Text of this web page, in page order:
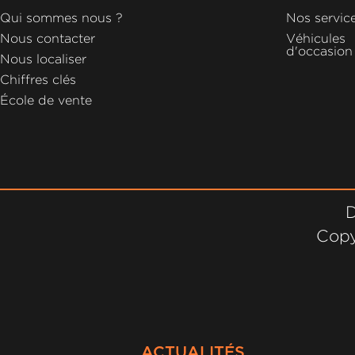
MICHEL
ACTUALITÉS
Qui sommes nous ?
Nous contacter
Nous localiser
Chiffres clés
École de vente
Nos
Véhicules
d'occasion